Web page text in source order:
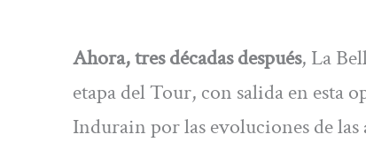
Ahora, tres décadas después, La
etapa del Tour, con salida en esta
Indurain por las evoluciones de las